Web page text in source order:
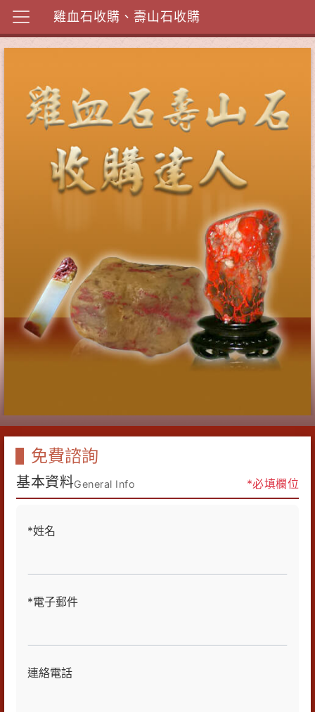
雞血石收購、壽山石收購
免費諮詢
基本資料General Info *必填欄位
*姓名
*電子郵件
連絡電話